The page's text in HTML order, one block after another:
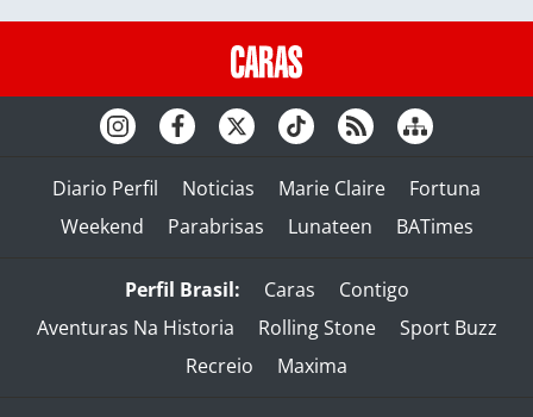
Diario Perfil Noticias Marie Claire
Fortuna
Weekend
Parabrisas Lunateen BATimes
Perfil Brasil: Caras
Contigo
Aventuras Na Historia
Rolling Stone
Sport Buzz
Recreio
Maxima